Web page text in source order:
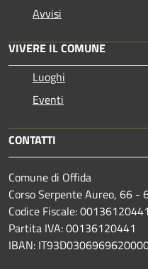
Avvisi
VIVERE IL COMUNE
Luoghi
Eventi
CONTATTI
Comune di Offida
Corso Serpente Aureo, 66 -
Codice Fiscale: 00136120441
Partita IVA: 00136120441
IBAN: